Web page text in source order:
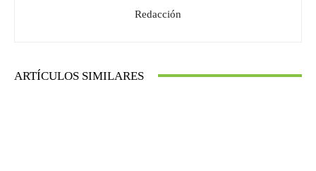
Redacción
ARTÍCULOS SIMILARES